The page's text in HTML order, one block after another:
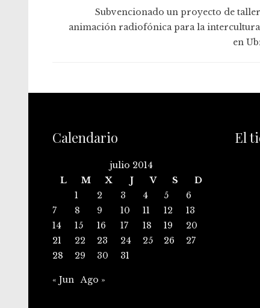
Subvencionado un proyecto de
animación radiofónica para la
en
Calendario
julio 2014
L
M X J V S
D
1
2 3 4 5
6
7
8 9 10 11 12
13
14
15 16 17 18 19
20
21
22 23 24 25 26
27
28
29 30 31
« Jun Ago »
El